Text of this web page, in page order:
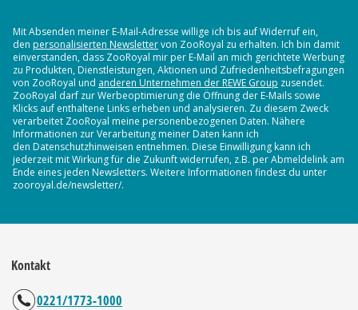
Mit Absenden meiner E-Mail-Adresse willige ich bis auf Widerruf ein,
den personalisierten Newslettervon ZooRoyal zu erhalten. Ich bin damit
einverstanden, dass ZooRoyal mir per E-Mail an mich gerichtete Werbung
zu Produkten, Dienstleistungen, Aktionen und Zufriedenheitsbefragungen
von ZooRoyal und anderen Unternehmen der REWE Group zusendet.
ZooRoyal darf zur Werbeoptimierung die Öffnung der E-Mails sowie
Klicks auf enthaltene Links erheben und analysieren. Zu diesem Zweck
verarbeitet ZooRoyal meine personenbezogenen Daten. Nähere
Informationen zur Verarbeitung meiner Daten kann ich
den Datenschutzhinweisen entnehmen. Diese Einwilligung kann ich
jederzeit mit Wirkung für die Zukunft widerrufen, z.B. per Abmeldelink am
Ende eines jeden Newsletters. Weitere Informationen findest du unter
zooroyal.de/newsletter/.
Kontakt
0221/1773-1000